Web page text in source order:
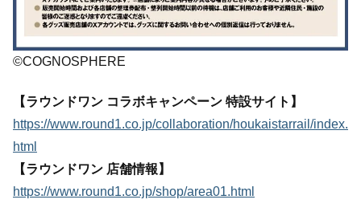
©COGNOSPHERE
【ラウンドワン コラボキャンペーン 特設サイト】
https://www.round1.co.jp/collaboration/houkaistarrail/index.
html
【ラウンドワン 店舗情報】
https://www.round1.co.jp/shop/area01.html